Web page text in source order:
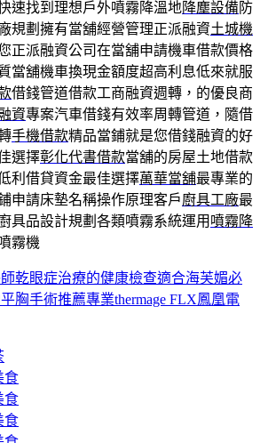
速找到理想戶外噴霧降溫地降塵設備防
規劃擁有當舖經營管理正派融資土城機
正派融資公司在當舖申請機車借款價格
當舖機車換現金額度超高利息低來就服
借錢管道借款工商融資週轉，的優良商
資專案汽車借錢有效率周轉管道，隨借
手機借款精品當鋪就是您借錢融資的好
選擇彰化代書借款當舖的房屋土地借款
利借貸資金最佳選擇萬華當舖最專業的
申請床墊名稱操作原理客戶廚具工廠最
具品設計規劃各類噴霧系統運用 噴霧降
霧機
乾眼症治療的健康檢查適合海芙媚必
胸手術推薦專業thermage FLX鳳凰電
食
食
食